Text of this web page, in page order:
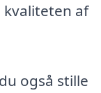
kvaliteten af
også stille